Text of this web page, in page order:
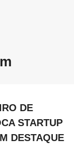
DE
STARTUP
DESTAQUE